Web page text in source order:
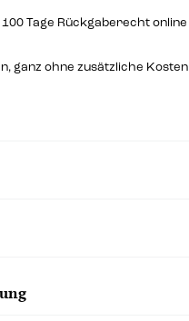
Tage Rückgaberecht online
ganz ohne zusätzliche Kosten